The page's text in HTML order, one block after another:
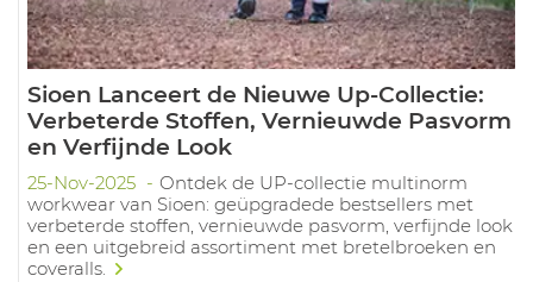
Sioen Lanceert de Nieuwe Up-Collectie:
Verbeterde Stoffen, Vernieuwde Pasvorm
en Verfijnde Look
25-Nov-2025
Ontdek de UP-collectie multinorm
workwear van Sioen: geüpgradede bestsellers met
verbeterde stoffen, vernieuwde pasvorm, verfijnde look
en een uitgebreid assortiment met bretelbroeken en
coveralls.